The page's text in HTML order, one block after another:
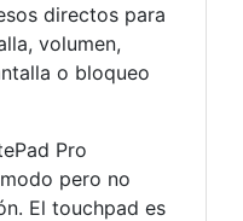
directos para
volumen,
o bloqueo
Pro
pero no
El touchpad es